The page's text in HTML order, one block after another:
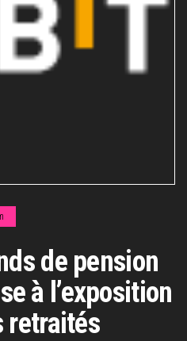
de pension
à l’exposition
retraités